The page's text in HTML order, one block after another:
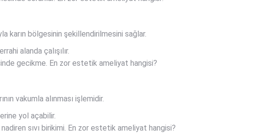
karın bölgesinin şekillendirilmesini sağlar.
alanda çalışılır.
gecikme. En zor estetik ameliyat hangisi?
vakumla alınması işlemidir.
yol açabilir.
sıvı birikimi. En zor estetik ameliyat hangisi?